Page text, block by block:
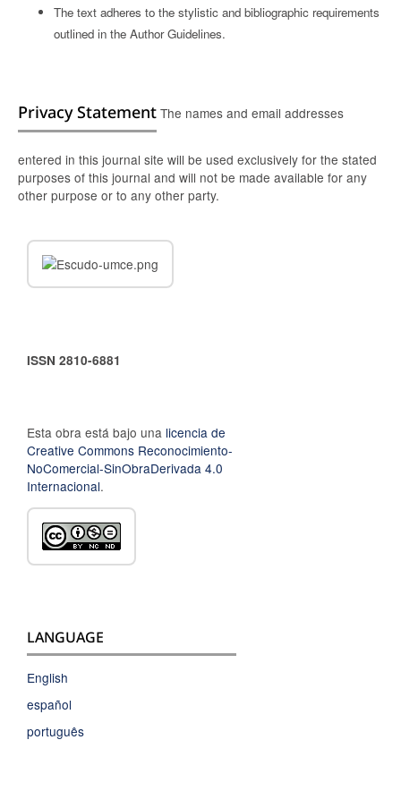
The text adheres to the stylistic and bibliographic requirements
outlined in the Author Guidelines.
Privacy StatementThe names and email addresses
entered in this journal site will be used exclusively for the stated
purposes of this journal and will not be made available for any
other purpose or to any other party.
ISSN 2810-6881
Esta obra está bajo una licencia de
Creative Commons Reconocimiento-
NoComercial-SinObraDerivada 4.0
Internacional.
LANGUAGE
English
español
português